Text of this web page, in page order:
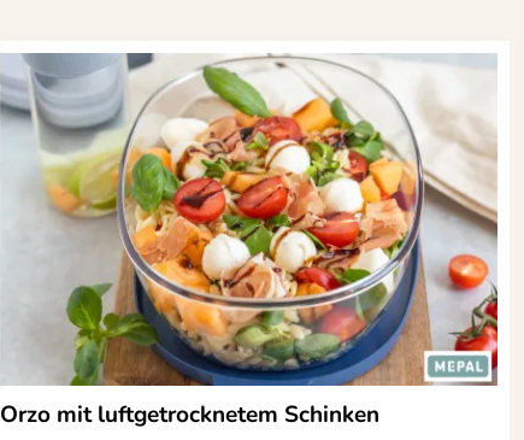
Orzo mit luftgetrocknetem Schinken